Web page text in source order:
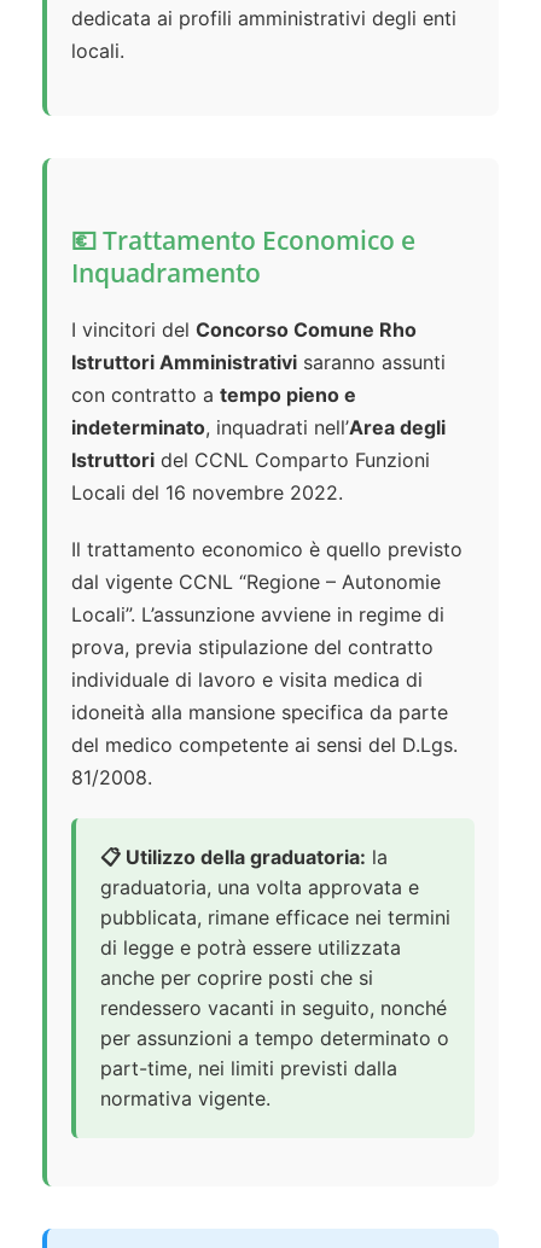
dedicata ai profili amministrativi degli enti
locali.
💶 Trattamento Economico e
Inquadramento
I vincitori del Concorso Comune Rho
Istruttori Amministrativi saranno assunti
con contratto a tempo pieno e
indeterminato, inquadrati nell’Area degli
Istruttori del CCNL Comparto Funzioni
Locali del 16 novembre 2022.
Il trattamento economico è quello previsto
dal vigente CCNL “Regione – Autonomie
Locali”. L’assunzione avviene in regime di
prova, previa stipulazione del contratto
individuale di lavoro e visita medica di
idoneità alla mansione specifica da parte
del medico competente ai sensi del D.Lgs.
81/2008.
📋 Utilizzo della graduatoria: la
graduatoria, una volta approvata e
pubblicata, rimane efficace nei termini
di legge e potrà essere utilizzata
anche per coprire posti che si
rendessero vacanti in seguito, nonché
per assunzioni a tempo determinato o
part-time, nei limiti previsti dalla
normativa vigente.